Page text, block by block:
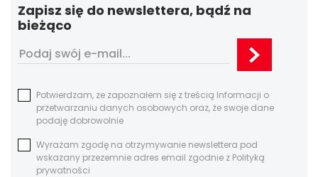
Zapisz się do newslettera, bądź na
bieżąco
Potwierdzam, ze zapoznałem się z treścią Informacji o
przetwarzaniu danych osobowych oraz, że swoje dane
podaję dobrowolnie
Wyrażam zgodę na otrzymywanie newslettera pod
wskazany przezemnie adres email zgodnie z Polityką
prywatności